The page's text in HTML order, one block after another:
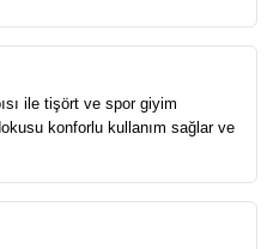
ile tişört ve spor giyim
konforlu kullanım sağlar ve